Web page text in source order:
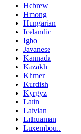
Hebrew
Hmong
Hungarian
Icelandic
Igbo
Javanese
Kannada
Kazakh
Khmer
Kurdish
Kyrgyz
Latin
Latvian
Lithuanian
Luxembou..